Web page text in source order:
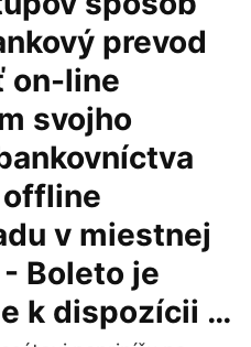
prevod
on-line
svojho
offline
v miestnej
- Boleto je
k dispozícii …